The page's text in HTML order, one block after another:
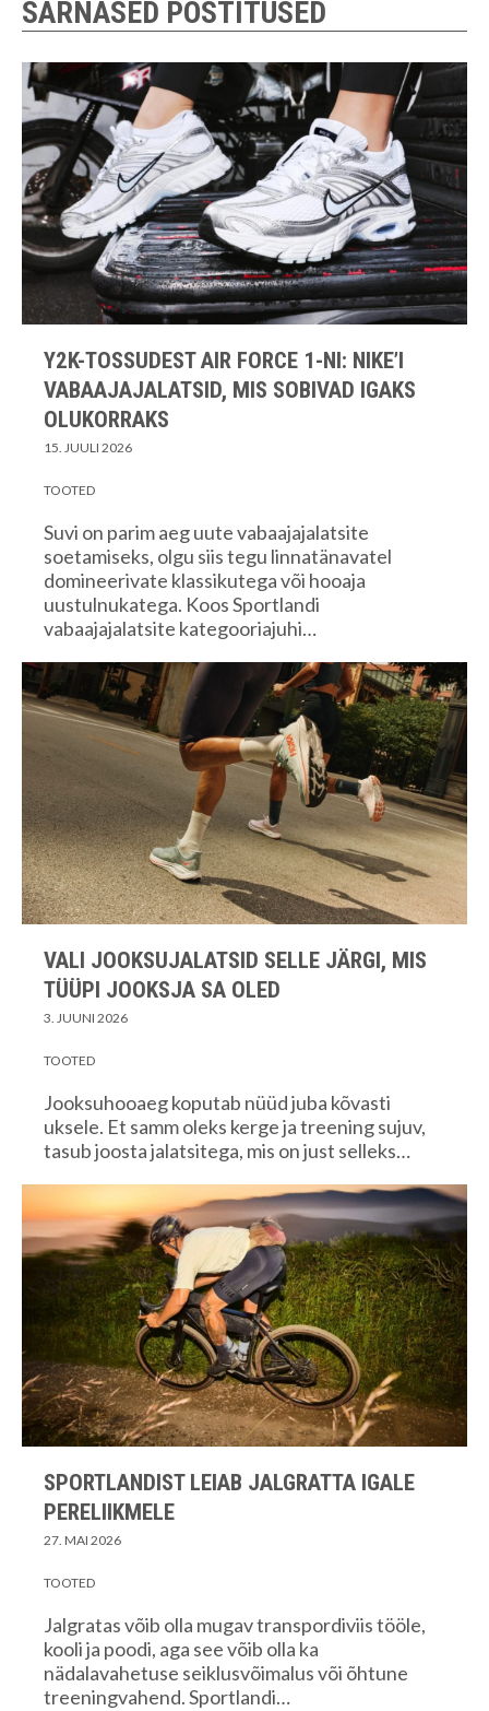
SARNASED POSTITUSED
Y2K-TOSSUDEST AIR FORCE 1-NI: NIKE’I
VABAAJAJALATSID, MIS SOBIVAD IGAKS
OLUKORRAKS
15. JUULI 2026
TOOTED
Suvi on parim aeg uute vabaajajalatsite
soetamiseks, olgu siis tegu linnatänavatel
domineerivate klassikutega või hooaja
uustulnukatega. Koos Sportlandi
vabaajajalatsite kategooriajuhi…
VALI JOOKSUJALATSID SELLE JÄRGI, MIS
TÜÜPI JOOKSJA SA OLED
3. JUUNI 2026
TOOTED
Jooksuhooaeg koputab nüüd juba kõvasti
uksele. Et samm oleks kerge ja treening sujuv,
tasub joosta jalatsitega, mis on just selleks…
SPORTLANDIST LEIAB JALGRATTA IGALE
PERELIIKMELE
27. MAI 2026
TOOTED
Jalgratas võib olla mugav transpordiviis tööle,
kooli ja poodi, aga see võib olla ka
nädalavahetuse seiklusvõimalus või õhtune
treeningvahend. Sportlandi…